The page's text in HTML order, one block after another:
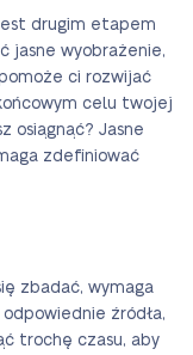
drugim etapem
jasne wyobrażenie,
ci rozwijać
celu twojej
osiągnąć? Jasne
zdefiniować
zbadać, wymaga
źródła,
trochę czasu, aby